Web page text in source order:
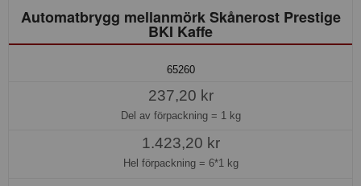
Automatbrygg mellanmörk Skånerost Prestige
BKI Kaffe
65260
237,20 kr
Del av förpackning = 1 kg
1.423,20 kr
Hel förpackning = 6*1 kg